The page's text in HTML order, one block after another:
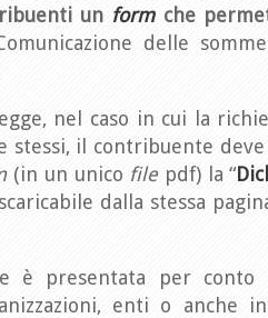
un formche
delle
nel caso in cui la
stessi, il contribuente
(in un unico filepdf) la “
dalla stessa
è presentata per
enti o anche